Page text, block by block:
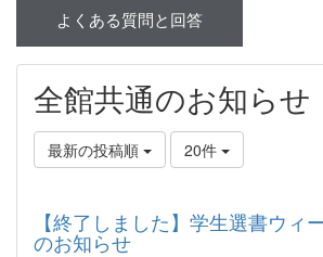
よくある質問と回答
全館共通のお知らせ
最新の投稿順 20件
【終了しました】学生選書ウィ
のお知らせ